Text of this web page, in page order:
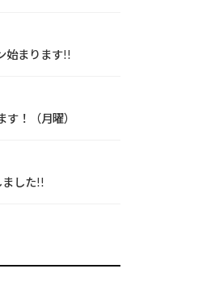
始まります!!
す！（月曜）
ました!!